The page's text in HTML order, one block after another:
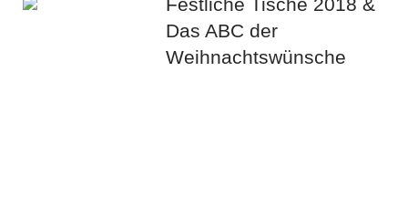
Das ABC der
Weihnachtswünsche